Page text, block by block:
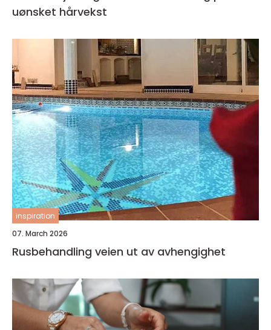
uønsket hårvekst
inspiration
07. March 2026
Rusbehandling veien ut av avhengighet